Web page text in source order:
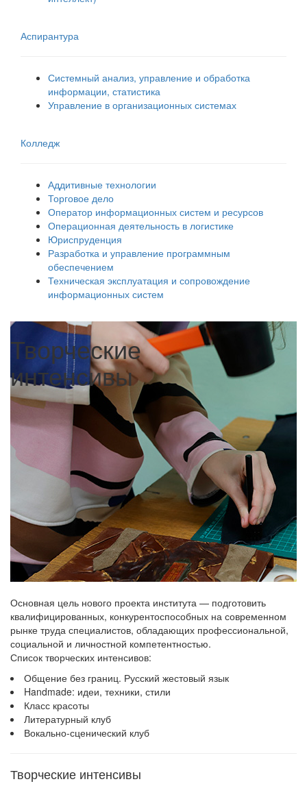
Аспирантура
Системный анализ, управление и обработка
информации, статистика
Управление в организационных системах
Колледж
Аддитивные технологии
Торговое дело
Оператор информационных систем и ресурсов
Операционная деятельность в логистике
Юриспруденция
Разработка и управление программным
обеспечением
Техническая эксплуатация и сопровождение
информационных систем
Творческие
интенсивы
Основная цель нового проекта института — подготовить
квалифицированных, конкурентоспособных на современном
рынке труда специалистов, обладающих профессиональной,
социальной и личностной компетентностью.
Список творческих интенсивов:
Общение без границ. Русский жестовый язык
Handmade: идеи, техники, стили
Класс красоты
Литературный клуб
Вокально-сценический клуб
Творческие интенсивы